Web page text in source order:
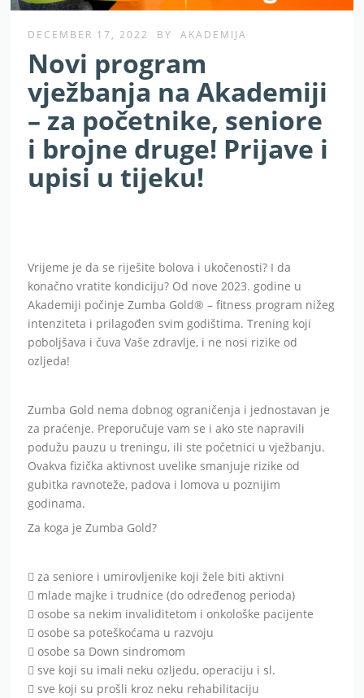
DECEMBER 17, 2022 BY AKADEMIJA
Novi program
vježbanja na Akademiji
– za početnike, seniore
i brojne druge! Prijave i
upisi u tijeku!
Vrijeme je da se riješite bolova i ukočenosti? I da
konačno vratite kondiciju? Od nove 2023. godine u
Akademiji počinje Zumba Gold® – fitness program nižeg
intenziteta i prilagođen svim godištima. Trening koji
poboljšava i čuva Vaše zdravlje, i ne nosi rizike od
ozljeda!
Zumba Gold nema dobnog ograničenja i jednostavan je
za praćenje. Preporučuje vam se i ako ste napravili
podužu pauzu u treningu, ili ste početnici u vježbanju.
Ovakva fizička aktivnost uvelike smanjuje rizike od
gubitka ravnoteže, padova i lomova u poznijim
godinama.
Za koga je Zumba Gold?
 za seniore i umirovljenike koji žele biti aktivni
 mlade majke i trudnice (do određenog perioda)
 osobe sa nekim invaliditetom i onkološke pacijente
 osobe sa poteškoćama u razvoju
 osobe sa Down sindromom
 sve koji su imali neku ozljedu, operaciju i sl.
 sve koji su prošli kroz neku rehabilitaciju